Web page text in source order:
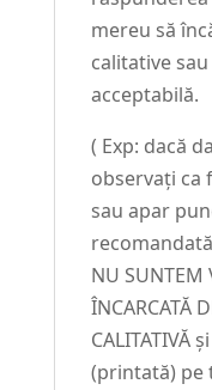
mereu să
calitative
acceptabilă.
( Exp: dacă
observați ca
sau apar
NU SUNTEM
ÎNCARCATĂ
CALITATIVĂ
(printată) pe